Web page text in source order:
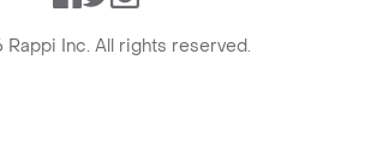
Rappi Inc. All rights reserved.